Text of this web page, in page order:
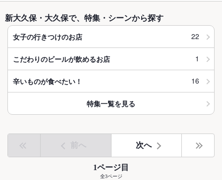
新大久保・大久保で、特集・シーンから探す
女子の行きつけのお店 22
こだわりのビールが飲めるお店 1
辛いものが食べたい！ 16
特集一覧を見る
前へ 次へ
1ページ目
全3ページ